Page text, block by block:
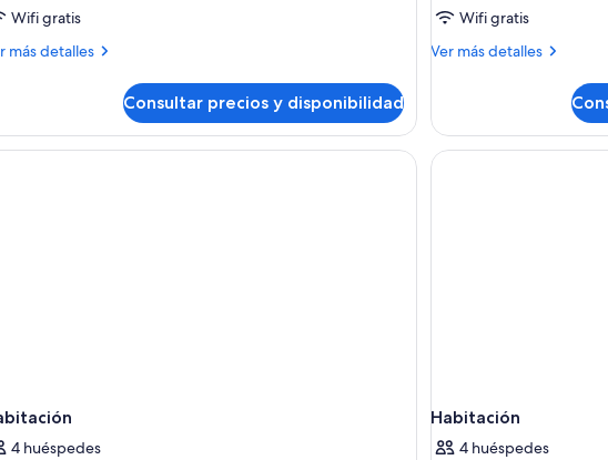
Wifi gratis
más detalles
Consultar precios y disponibilidad
Wifi gratis
Ver más detalles
Más
doble
superior
noche, lámpara, silla y televisor.
4 huéspedes
Habitación
4 huéspedes